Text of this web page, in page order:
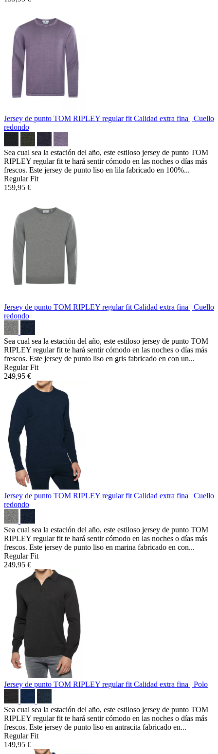
Jersey de punto TOM RIPLEY regular fit Calidad extra fina | Cuello
redondo
Sea cual sea la estación del año, este estiloso jersey de punto TOM
RIPLEY regular fit te hará sentir cómodo en las noches o días más
frescos. Este jersey de punto liso en lila fabricado en 100%...
Regular Fit
159,95 €
Jersey de punto TOM RIPLEY regular fit Calidad extra fina | Cuello
redondo
Sea cual sea la estación del año, este estiloso jersey de punto TOM
RIPLEY regular fit te hará sentir cómodo en las noches o días más
frescos. Este jersey de punto liso en gris fabricado en con un...
Regular Fit
249,95 €
Jersey de punto TOM RIPLEY regular fit Calidad extra fina | Cuello
redondo
Sea cual sea la estación del año, este estiloso jersey de punto TOM
RIPLEY regular fit te hará sentir cómodo en las noches o días más
frescos. Este jersey de punto liso en marina fabricado en con...
Regular Fit
249,95 €
Jersey de punto TOM RIPLEY regular fit Calidad extra fina | Polo
Sea cual sea la estación del año, este estiloso jersey de punto TOM
RIPLEY regular fit te hará sentir cómodo en las noches o días más
frescos. Este jersey de punto liso en antracita fabricado en...
Regular Fit
149,95 €